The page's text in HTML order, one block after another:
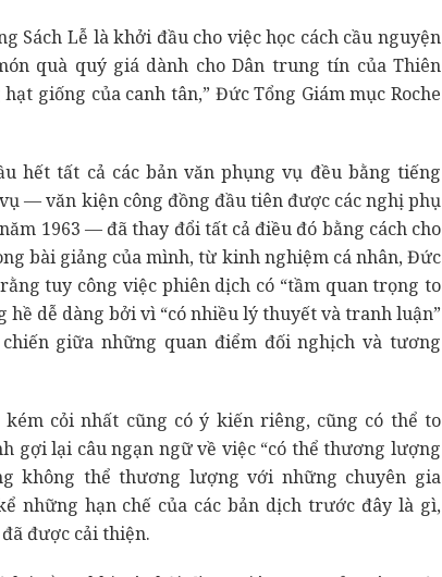
Sách Lễ là khởi đầu cho việc học cách cầu nguyện
quà quý giá dành cho Dân trung tín của Thiên
giống của canh tân,” Đức Tổng Giám mục Roche
hết tất cả các bản văn phụng vụ đều bằng tiếng
— văn kiện công đồng đầu tiên được các nghị phụ
1963 — đã thay đổi tất cả điều đó bằng cách cho
bài giảng của mình, từ kinh nghiệm cá nhân, Đức
tuy công việc phiên dịch có “tầm quan trọng to
hề dễ dàng bởi vì “có nhiều lý thuyết và tranh luận”
giữa những quan điểm đối nghịch và tương
cỏi nhất cũng có ý kiến riêng, cũng có thể to
gợi lại câu ngạn ngữ về việc “có thể thương lượng
không thể thương lượng với những chuyên gia
những hạn chế của các bản dịch trước đây là gì,
được cải thiện.